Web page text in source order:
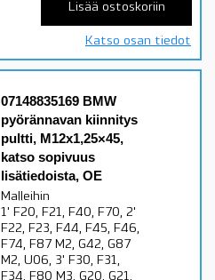
Lisää ostoskoriin
Katso osan tiedot
07148835169 BMW
pyörännavan kiinnitys
pultti, M12x1,25×45,
katso sopivuus
lisätiedoista, OE
Malleihin
1' F20, F21, F40, F70, 2'
F22, F23, F44, F45, F46,
F74, F87 M2, G42, G87
M2, U06, 3' F30, F31,
F34, F80 M3, G20, G21,